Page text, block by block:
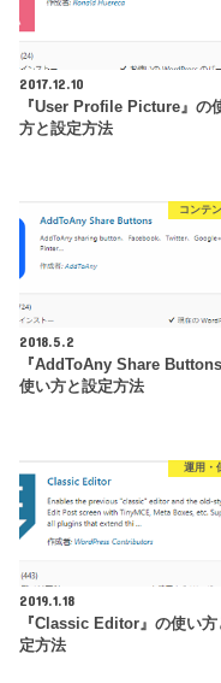
2017.12.10
『User Profile Picture』の
方と設定方法
コンテ
2018.5.2
『AddToAny Share
使い方と設定方法
運用・
2019.1.18
『Classic Editor』の使い方
定方法